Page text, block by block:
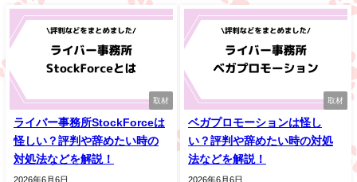
取材
ライバー事務所StockForceは
怪しい？評判や辞めたい時の
対処法などを解説！
2026年6月6日
取材
ベガプロモーションは怪し
い？評判や辞めたい時の対処
法などを解説！
2026年6月6日